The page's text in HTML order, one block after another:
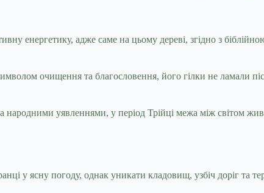
енергетику, адже саме на цьому дереві, згідно з
очищення та благословення, його гілки не ламали
народними уявленнями, у період Трійці межа між світом
у ясну погоду, однак уникати кладовищ, узбіч доріг та